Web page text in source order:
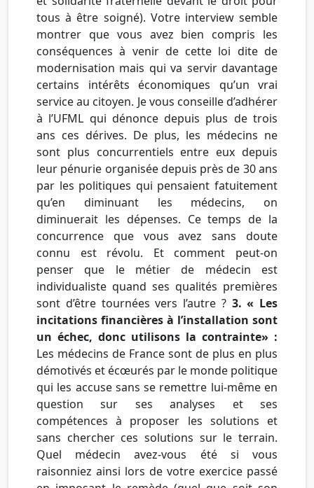
tous à être soigné). Votre interview semble
montrer que vous avez bien compris les
conséquences à venir de cette loi dite de
modernisation mais qui va servir davantage
certains intérêts économiques qu’un vrai
service au citoyen. Je vous conseille d’adhérer
à l’UFML qui dénonce depuis plus de trois
ans ces dérives. De plus, les médecins ne
sont plus concurrentiels entre eux depuis
leur pénurie organisée depuis près de 30 ans
par les politiques qui pensaient fatuitement
qu’en diminuant les médecins, on
diminuerait les dépenses. Ce temps de la
concurrence que vous avez sans doute
connu est révolu. Et comment peut-on
penser que le métier de médecin est
individualiste quand ses qualités premières
sont d’être tournées vers l’autre ? 3. « Les
incitations financières à l’installation sont
un échec, donc utilisons la contrainte» :
Les médecins de France sont de plus en plus
démotivés et écœurés par le monde politique
qui les accuse sans se remettre lui-même en
question sur ses analyses et ses
compétences à proposer les solutions et
sans chercher ces solutions sur le terrain.
Quel médecin avez-vous été si vous
raisonniez ainsi lors de votre exercice passé